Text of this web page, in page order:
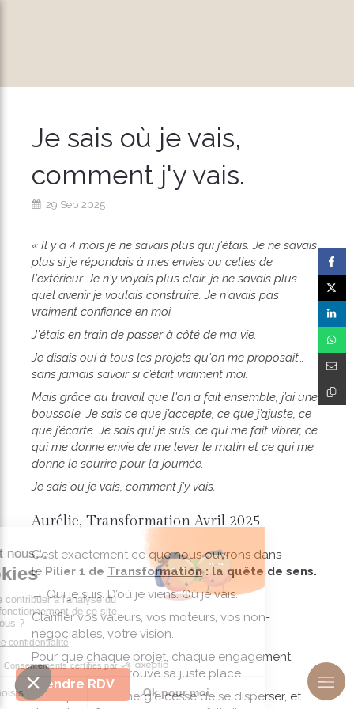
Prendre RDV
Je sais où je vais,
comment j'y vais.
29 Sep 2025
« Il y a 4 mois je ne savais plus qui j'étais. Je ne savais
plus si je répondais à mes envies ou celles de
l'extérieur. Je n'y voyais plus clair, je ne savais plus
quel avenir je voulais construire. Je n'avais pas
vraiment confiance en moi.
J'étais en train de passer à côté de ma vie.
Je disais oui à tous les projets qu'on me proposait…
sans jamais savoir si c’était vraiment moi.
Mais grâce au travail que l'on a fait ensemble, j’ai une
boussole. Je sais ce que j’accepte, ce que j’ajuste, ce
que j’écarte. Je sais qui je suis, ce qui me fait vibrer, ce
qui me donne envie de me lever le matin et ce qui me
donne le sourire pour la journée.
Je sais où je vais, comment j'y vais.
Aurélie, Transformation Avril 2025
C’est exactement ce que nous ouvrons dans
le Pilier 1 de Transformation: la quête de sens.
→ Qui je suis. D’où je viens. Où je vais.
Clarifier vos valeurs, vos moteurs, vos non-
négociables, votre vision.
Pour que chaque projet, chaque engagement,
chaque relation trouve sa juste place.
Pour que votre énergie cesse de se disperser, et